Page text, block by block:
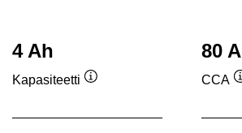
4 Ah
Kapasiteetti
80 A
CCA